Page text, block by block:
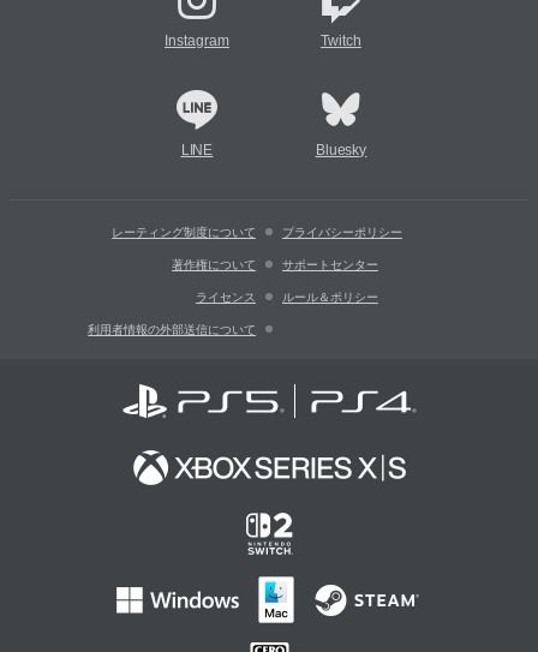
Instagram Twitch
LINE Bluesky
レーティング制度について プライバシーポリシー
著作権について サポートセンター
ライセンス ルール＆ポリシー
利用者情報の外部送信について